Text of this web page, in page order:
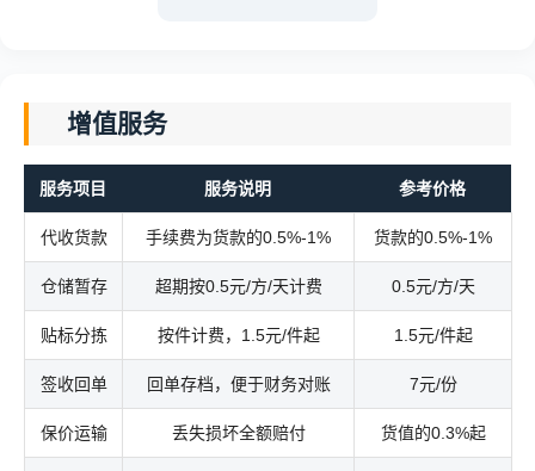
增值服务
服务项目 服务说明 参考价格
代收货款 手续费为货款的0.5%-1% 货款的0.5%-1%
仓储暂存 超期按0.5元/方/天计费 0.5元/方/天
贴标分拣 按件计费，1.5元/件起 1.5元/件起
签收回单 回单存档，便于财务对账 7元/份
保价运输 丢失损坏全额赔付 货值的0.3%起